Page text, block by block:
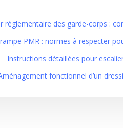
réglementaire des garde-corps :
PMR : normes à respecter
Instructions détaillées pour
fonctionnel d’un